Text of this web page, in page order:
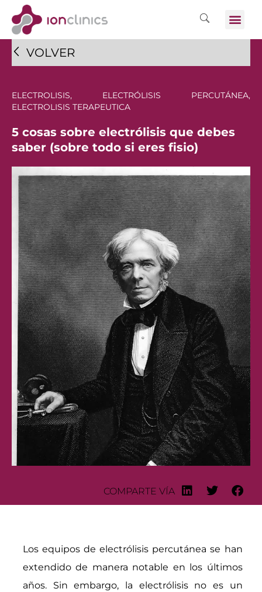
VOLVER
ELECTROLISIS, ELECTRÓLISIS PERCUTÁNEA,
ELECTROLISIS TERAPEUTICA
5 cosas sobre electrólisis que debes
saber (sobre todo si eres fisio)
COMPARTE VÍA
Los equipos de electrólisis percutánea se han
extendido de manera notable en los últimos
años. Sin embargo, la electrólisis no es un